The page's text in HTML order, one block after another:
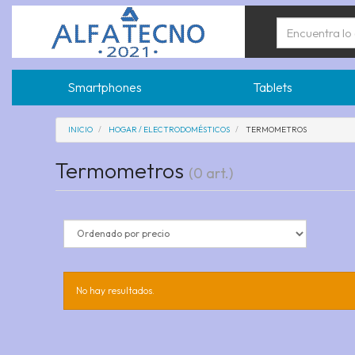
Smartphones Tablets
INICIO HOGAR / ELECTRODOMÉSTICOS TERMOMETROS
Termometros (0 art.)
No hay resultados.